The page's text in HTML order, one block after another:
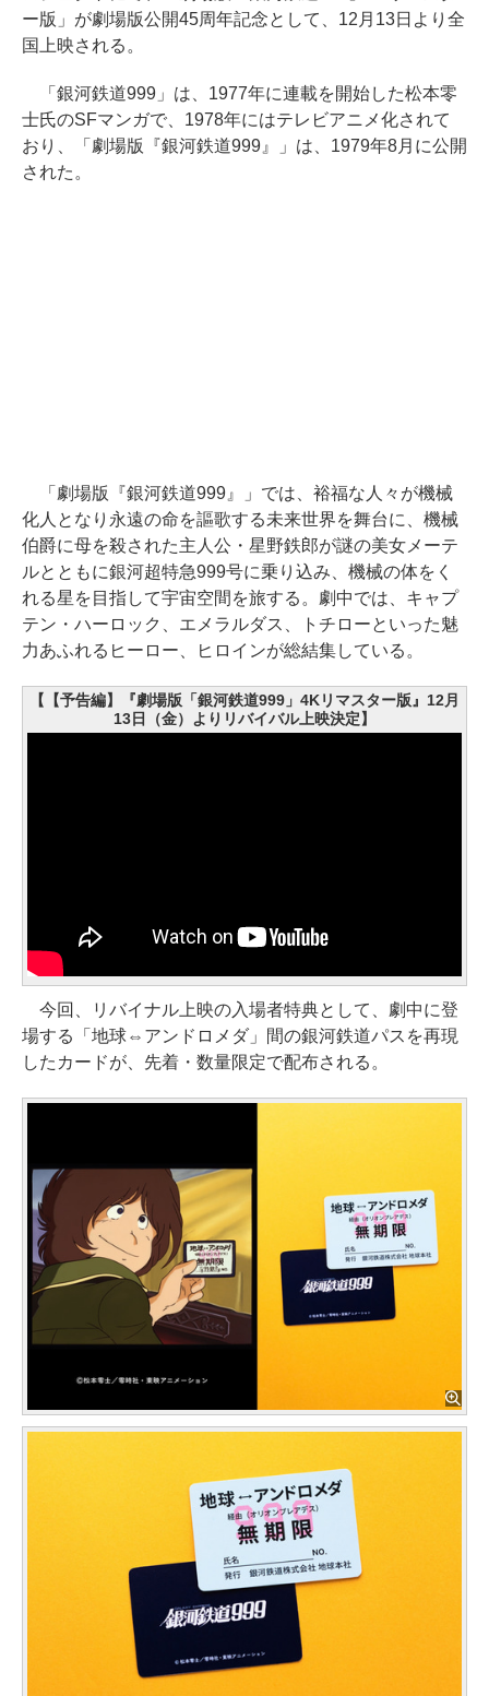
ー版」が劇場版公開45周年記念として、12月13日より全
国上映される。
「銀河鉄道999」は、1977年に連載を開始した松本零
士氏のSFマンガで、1978年にはテレビアニメ化されて
おり、「劇場版『銀河鉄道999』」は、1979年8月に公開
された。
「劇場版『銀河鉄道999』」では、裕福な人々が機械
化人となり永遠の命を謳歌する未来世界を舞台に、機械
伯爵に母を殺された主人公・星野鉄郎が謎の美女メーテ
ルとともに銀河超特急999号に乗り込み、機械の体をく
れる星を目指して宇宙空間を旅する。劇中では、キャプ
テン・ハーロック、エメラルダス、トチローといった魅
力あふれるヒーロー、ヒロインが総結集している。
【【予告編】『劇場版「銀河鉄道999」4Kリマスター版』12月
13日（金）よりリバイバル上映決定】
今回、リバイナル上映の入場者特典として、劇中に登
場する「地球⇔アンドロメダ」間の銀河鉄道パスを再現
したカードが、先着・数量限定で配布される。